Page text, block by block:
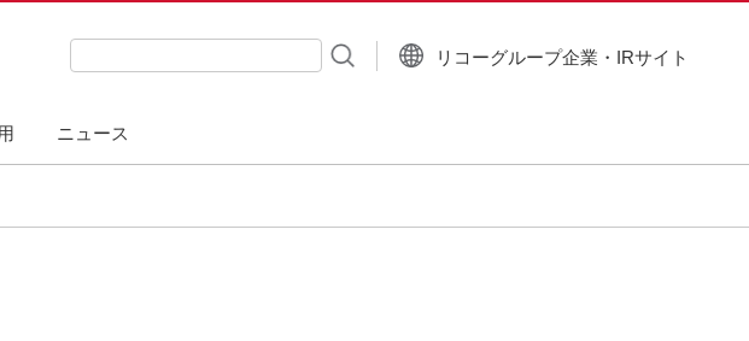
ニュース
検索キーワード入力
リコーグループ企業・IRサイト